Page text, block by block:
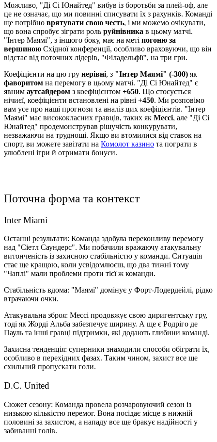
Можливо, "Ді Сі Юнайтед" вибув із боротьби за плей-оф, але
це не означає, що ми повинні списувати їх з рахунків. Команді
ще потрібно врятувати свою честь, і ми можемо очікувати,
що вона спробує зіграти роль руйнівника в цьому матчі.
"Інтер Маямі", з іншого боку, має на меті погоню за
вершиною Східної конференції, особливо враховуючи, що він
відстає від поточних лідерів, "Філадельфії", на три гри.
Коефіцієнти на цю гру нерівні, з "Інтер Маямі" (-300) як
фаворитом на перемогу в цьому матчі. "Ді Сі Юнайтед" є
явним аутсайдером з коефіцієнтом +650. Що стосується
нічиєї, коефіцієнти встановлені на рівні +450. Ми розповімо
вам усе про наші прогнози та аналіз цих коефіцієнтів. "Інтер
Маямі" має висококласних гравців, таких як Мессі, але "Ді Сі
Юнайтед" продемонстрував рішучість конкурувати,
незважаючи на труднощі. Якщо ви втомилися від ставок на
спорт, ви можете завітати на Комолот казино та пограти в
улюблені ігри й отримати бонуси.
Поточна форма та контекст
Inter Miami
Останні результати: Команда здобула переконливу перемогу
над "Сіетл Саундерс". Ми побачили вражаючу атакувальну
витонченість із захисною стабільністю у команди. Ситуація
стає ще кращою, коли усвідомлюєш, що два тижні тому
"Чаплі" мали проблеми проти тієї ж команди.
Стабільність вдома: "Маямі" домінує у Форт-Лодердейлі, рідко
втрачаючи очки.
Атакувальна зброя: Мессі продовжує свою диригентську гру,
тоді як Жорді Альба забезпечує ширину. А ще є Родріго де
Пауль та інші гравці підтримки, які додають глибини команді.
Захисна тенденція: суперники знаходили способи обіграти їх,
особливо в перехідних фазах. Таким чином, захист все ще
схильний пропускати голи.
D.C. United
Сюжет сезону: Команда провела розчаровуючий сезон із
низькою кількістю перемог. Вона посідає місце в нижній
половині за захистом, а нападу все ще бракує надійності у
забиванні голів.